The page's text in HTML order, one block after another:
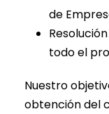
de
todo el
Nuestro
obtención del